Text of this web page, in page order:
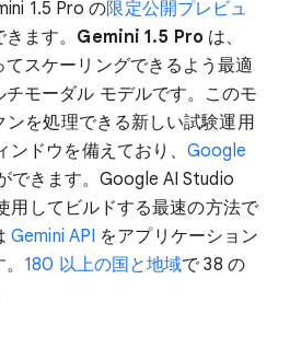
1.5 Pro の限定公開プレビュ
きます。 Gemini 1.5 Pro は、
スケーリングできるよう最適
モーダル モデルです。このモ
を処理できる新しい試験運用
ンドウを備えており、Google
できます。Google AI Studio
用してビルドする最速の方法で
Gemini API をアプリケーション
180 以上の国と地域で 38 の